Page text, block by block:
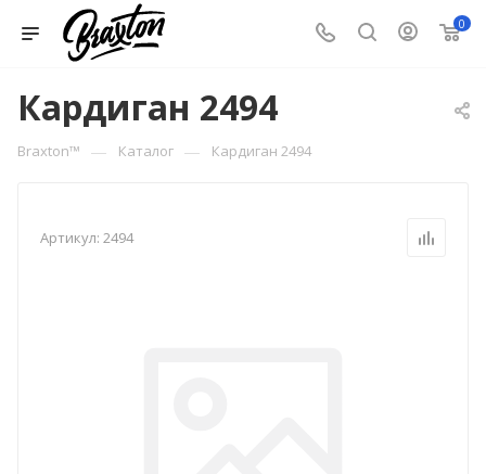
0
Кардиган 2494
Braxton™ — Каталог — Кардиган 2494
Артикул: 2494